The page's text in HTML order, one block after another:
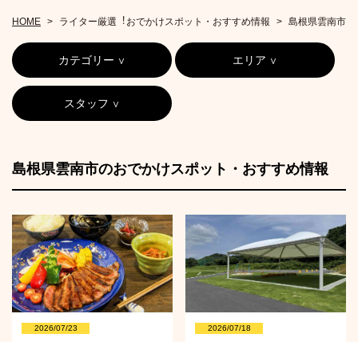
HOME ライター厳選︕おでかけスポット・おすすめ情報 島根県雲南市
カテゴリー エリア
スタッフ
島根県雲南市のおでかけスポット・おすすめ情報
2026/07/23 2026/07/18